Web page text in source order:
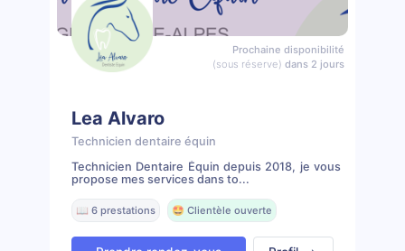
Prochaine disponibilité
(sous réserve) dans 2 jours
Lea Alvaro
Technicien dentaire équin
Technicien Dentaire Équin depuis 2018, je vous
propose mes services dans to...
📖 6 prestations 🤩 Clientèle ouverte